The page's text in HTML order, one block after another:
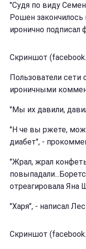
"Судя по виду
Рошен
иронично подписал
Скриншот
Пользователи сети
ироничными
"Мы их давили,
"Н че вы ржете,
диабет", -
"Жрал, жрал
отреагировала Яна
"Харя", - написал
Скриншот